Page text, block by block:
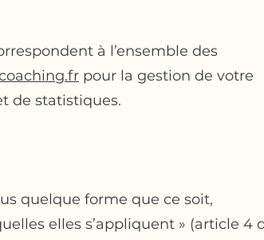
à l’ensemble des
pour la gestion de votre
de statistiques.
quelque forme que ce soit,
elles s’appliquent » (article 4